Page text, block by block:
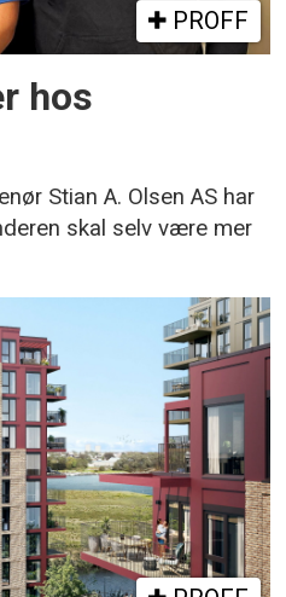
PROFF
hos
Stian A. Olsen AS har
skal selv være mer